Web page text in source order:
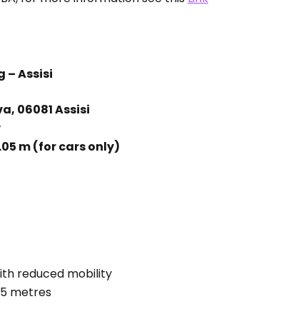
– Assisi
06081 Assisi
m (for cars only)
reduced mobility
metres